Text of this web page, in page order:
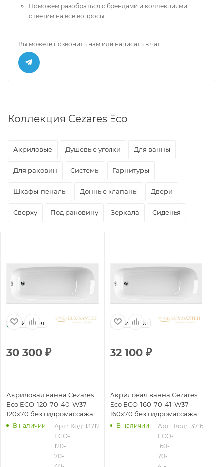
Поможем разобраться с брендами и коллекциями,
ответим на все вопросы.
Вы можете позвонить нам или написать в чат
Коллекция Cezares Eco
Акриловые Душевые уголки Для ванны
Для раковин Системы Гарнитуры
Шкафы-пеналы Донные клапаны Двери
Сверху Под раковину Зеркала Сиденья
Италия
30 300 ₽
Акриловая ванна Cezares
Eco ECO-120-70-40-W37
120х70 без гидромассажа,
белый
В наличии
Арт.:
ECO-
120-
70-
Код: 13712
Италия
32 100 ₽
Акриловая ванна Cezares
Eco ECO-160-70-41-W37
160х70 без гидромассажа,
белый
В наличии
Арт.:
ECO-
160-
70-
Код: 13716